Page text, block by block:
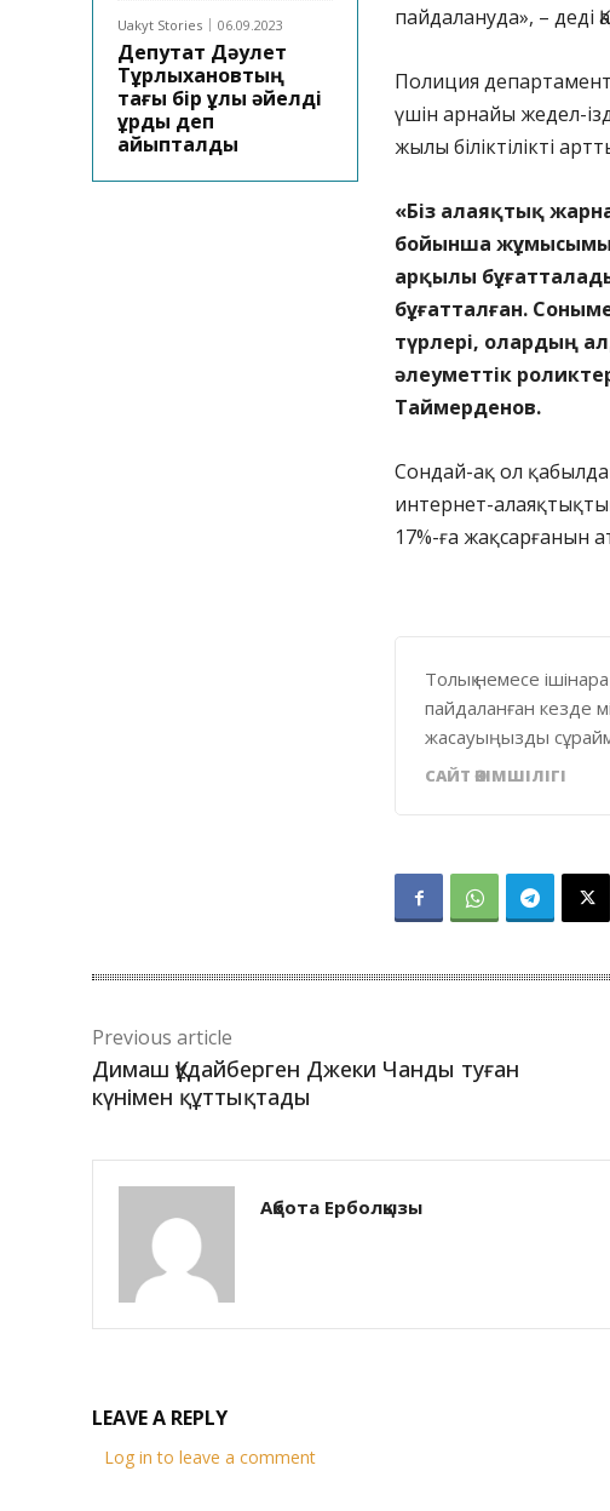
Uakyt Stories 06.09.2023
Депутат Дәулет
Тұрлыхановтың
тағы бір ұлы әйелді
ұрды деп
айыпталды
пайдалануда», – деді
Полиция
үшін арнайы жедел-
жылы біліктілікті
«Біз алаяқтық
бойынша
арқылы
бұғатталған.
түрлері, олардың
әлеуметтік
Таймерденов.
Сондай-ақ ол
интернет-
17%-ға жақсарғанын
Толық немесе
пайдаланған кезде
жасауыңызды
САЙТ ӘКІМШІЛІГІ
Previous article
Димаш Құдайберген Джеки Чанды туған
күнімен құттықтады
Ақбота Ерболқызы
LEAVE A REPLY
Log in to leave a comment